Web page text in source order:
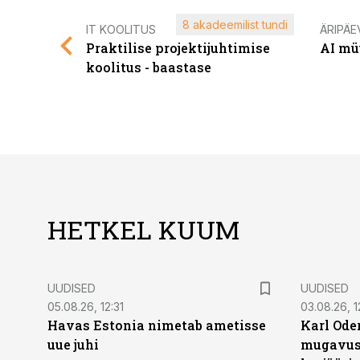
IT KOOLITUS
Praktilise projektijuhtimise
koolitus - baastase
8 akadeemilist tundi
AI
HETKEL KUUM
UUDISED
05.08.26, 12:31
Havas Estonia nimetab ametisse
uue juhi
UUDISED
03.08.26,
Karl